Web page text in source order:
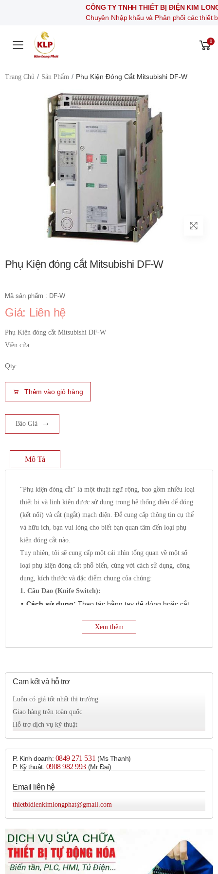
CÔNG TY TNHH THIẾT BỊ ĐIỆN KIM LONG PHÁT
Chuyên Nhập khẩu và Phân phối các thiết bị khí
Toggle mobile menu
0
Trang Chủ Sản Phẩm Phụ Kiện Đóng Cắt Mitsubishi DF-W
Phụ Kiện đóng cắt Mitsubishi DF-W
Mã sản phẩm : DF-W
Giá: Liên hệ
Phụ Kiện đóng cắt Mitsubishi DF-W
Viền cửa.
Qty:
Thêm vào giỏ hàng
Báo Giá
Mô Tả
"Phụ kiện đóng cắt" là một thuật ngữ rộng, bao gồm nhiều loại
thiết bị và linh kiện được sử dụng trong hệ thống điện để đóng
(kết nối) và cắt (ngắt) mạch điện. Để cung cấp thông tin cụ thể
và hữu ích, bạn vui lòng cho biết bạn quan tâm đến loại phụ
kiện đóng cắt nào.
Tuy nhiên, tôi sẽ cung cấp một cái nhìn tổng quan về một số
loại phụ kiện đóng cắt phổ biến, cùng với cách sử dụng, công
dụng, kích thước và đặc điểm chung của chúng:
1. Cầu Dao (Knife Switch):
Cách sử dụng: Thao tác bằng tay để đóng hoặc cắt
khỏi các tiếp điểm tĩnh.
Kích thước:Đa dạng tùy thuộc vào dòng điện định
Đặc điểm:
Đơn giản, dễ vận hành, giá thành thấp,
không có khả năng bảo vệ quá dòng hoặc ngắn mạch
2. Aptomat (Circuit Breaker - CB):
Cách sử dụng:Đóng mạch bằng tay hoặc bằng cơ
mạch hoặc sụt áp (tùy loại).
Công dụng: Bảo vệ mạch điện và thiết bị khỏi các sự
Kích thước:Rất đa dạng, từ MCB (Miniature Circuit
Breaker) kích thước vài cm cho dòng điện nhỏ đến ACB
(Air Circuit Breaker) kích thước lớn cho dòng điện hàng
Xem thêm
Cam kết và hỗ trợ
Luôn có giá tốt nhất thị trường
Giao hàng trên toàn quốc
Hỗ trợ dịch vụ kỹ thuật
P. Kinh doanh: 0849 271 531 (Ms Thanh)
P. Kỹ thuật: 0908 982 993​ (Mr Đại)
Email liên hệ
thietbidienkimlongphat@gmail.com